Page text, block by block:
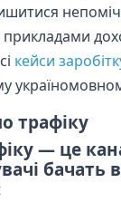
кейси
трафіку
— це
бачать